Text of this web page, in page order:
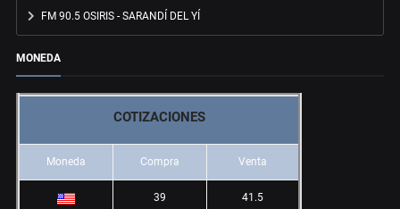
FM 90.5 OSIRIS - SARANDÍ DEL YÍ
MONEDA
COTIZACIONES
Moneda Compra Venta
39 41.5